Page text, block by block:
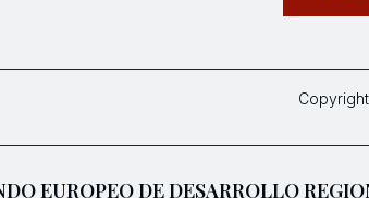
EUROPEO DE DESARROLLO